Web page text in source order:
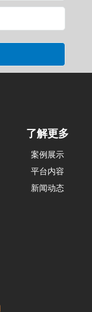
了解更多
案例展示
平台内容
新闻动态